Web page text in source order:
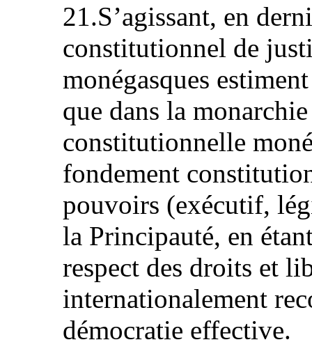
21.S’agissant, en
constitutionnel de
monégasques
que dans la
constitutionnelle
fondement
pouvoirs (exécutif,
la Principauté, en
respect des droits et
internationalement
démocratie effective.